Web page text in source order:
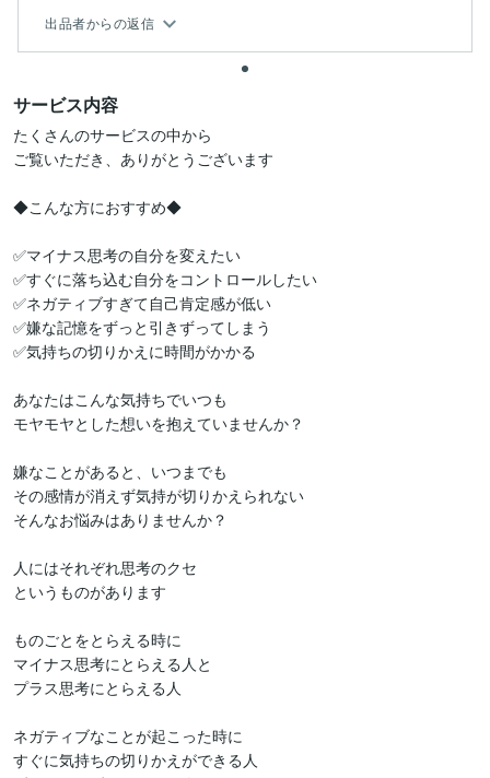
出品者からの返信
サービス内容
たくさんのサービスの中から
ご覧いただき、ありがとうございます
◆こんな方におすすめ◆
✅マイナス思考の自分を変えたい
✅すぐに落ち込む自分をコントロールしたい
✅ネガティブすぎて自己肯定感が低い
✅嫌な記憶をずっと引きずってしまう
✅気持ちの切りかえに時間がかかる
あなたはこんな気持ちでいつも
モヤモヤとした想いを抱えていませんか？
嫌なことがあると、いつまでも
その感情が消えず気持が切りかえられない
そんなお悩みはありませんか？
人にはそれぞれ思考のクセ
というものがあります
ものごとをとらえる時に
マイナス思考にとらえる人と
プラス思考にとらえる人
ネガティブなことが起こった時に
すぐに気持ちの切りかえができる人